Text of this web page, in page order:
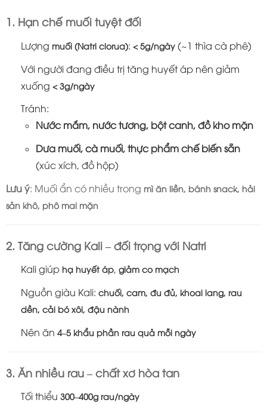
1. Hạn chế muối tuyệt đối
Lượng muối (Natri clorua): < 5g/ngày (~1 thìa cà phê)
Với người đang điều trị tăng huyết áp nên giảm
xuống < 3g/ngày
Tránh:
Nước mắm, nước tương, bột canh, đồ kho mặn
Dưa muối, cà muối, thực phẩm chế biến sẵn
(xúc xích, đồ hộp)
Lưu ý: Muối ẩn có nhiều trong mì ăn liền, bánh snack, hải
sản khô, phô mai mặn
2. Tăng cường Kali – đối trọng với Natri
Kali giúp hạ huyết áp, giảm co mạch
Nguồn giàu Kali: chuối, cam, đu đủ, khoai lang, rau
dền, cải bó xôi, đậu nành
Nên ăn 4–5 khẩu phần rau quả mỗi ngày
3. Ăn nhiều rau – chất xơ hòa tan
Tối thiểu 300–400g rau/ngày